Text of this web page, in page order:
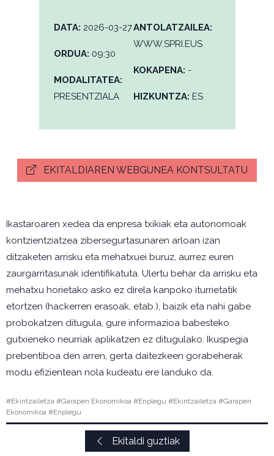
DATA: 2026-03-27
ORDUA: 09:30
MODALITATEA:
PRESENTZIALA
ANTOLATZAILEA:
WWW.SPRI.EUS
KOKAPENA: -
HIZKUNTZA: ES
EKITALDIAREN WEBGUNEA KONTSULTATU
Ikastaroaren xedea da enpresa txikiak eta autonomoak
kontzientziatzea zibersegurtasunaren arloan izan
ditzaketen arrisku eta mehatxuei buruz, aurrez euren
zaurgarritasunak identifikatuta. Ulertu behar da arrisku eta
mehatxu horietako asko ez direla kanpoko iturrietatik
etortzen (hackerren erasoak, etab.), baizik eta nahi gabe
probokatzen ditugula, gure informazioa babesteko
gutxieneko neurriak aplikatzen ez ditugulako. Ikuspegia
prebentiboa den arren, gerta daitezkeen gorabeherak
modu efizientean nola kudeatu ere landuko da.
#Ekintzailetza #Garapen Ekonomikoa #Enplegu #Ekintzailetza #Garapen
Ekonomikoa #Enplegu
Ekitaldi guztiak